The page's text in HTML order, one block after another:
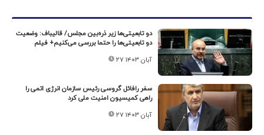
دو تابعیتی‌ها زیر ذره‌بین مجلس/ قالیباف: وضعیت
دو تابعیتی‌ها را حتما بررسی می‌کنیم+ فیلم
۲۷ آبان ۱۴۰۳
سفر رافائل گروسی رئیس سازمان انرژی اتمی را
راهی کمیسیون امنیت ملی کرد
۲۷ آبان ۱۴۰۳